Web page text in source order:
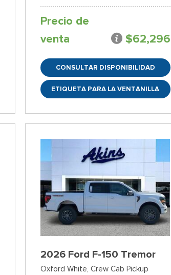
Precio de
venta
$62,296
CONSULTAR DISPONIBILIDAD
ETIQUETA PARA LA VENTANILLA
2026 Ford F-150 Tremor
Oxford White, Crew Cab Pickup